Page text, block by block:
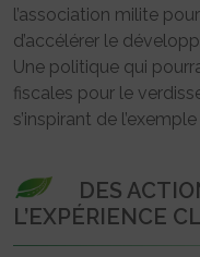
l’association milite
d’accélérer le
Une politique qui
fiscales pour le
s’inspirant de
DES
L’EXPÉRIENCE